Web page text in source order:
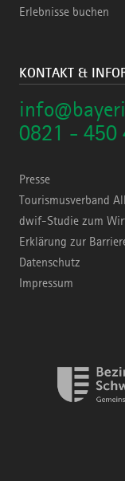
Erlebnisse buchen
KONTAKT &
0821 - 450
Presse
Tourismusverband
dwif-Studie zum
Erklärung zur
Datenschutz
Impressum